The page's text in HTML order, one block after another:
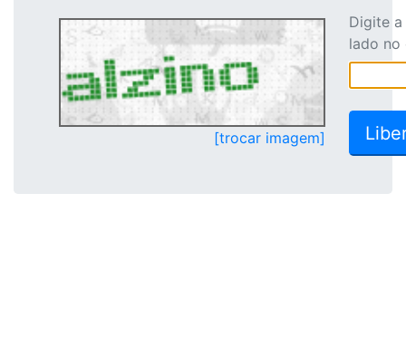
[trocar imagem]
Digite
lado no